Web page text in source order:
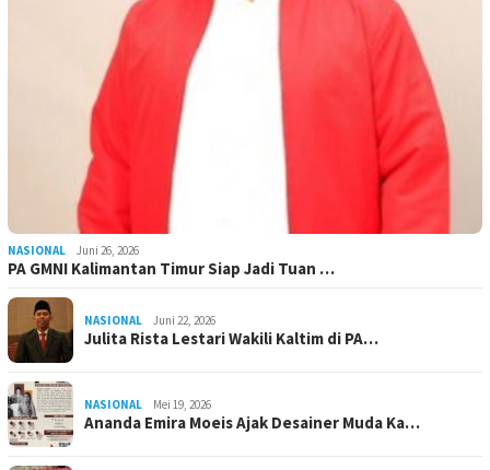
NASIONAL Juni 26, 2026
PA GMNI Kalimantan Timur Siap Jadi Tuan …
NASIONAL Juni 22, 2026
Julita Rista Lestari Wakili Kaltim di PA…
NASIONAL Mei 19, 2026
Ananda Emira Moeis Ajak Desainer Muda Ka…